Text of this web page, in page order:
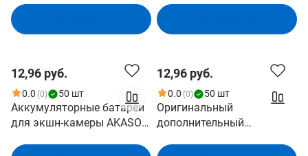
12,96 руб.
0.0 (0) 50 шт
Аккумуляторные батареи
для экшн-камеры AKASO
мАч с двойным зарядным
12,96 руб.
0.0 (0) 50 шт
Оригинальный
дополнительный
мАч для экшн-камер